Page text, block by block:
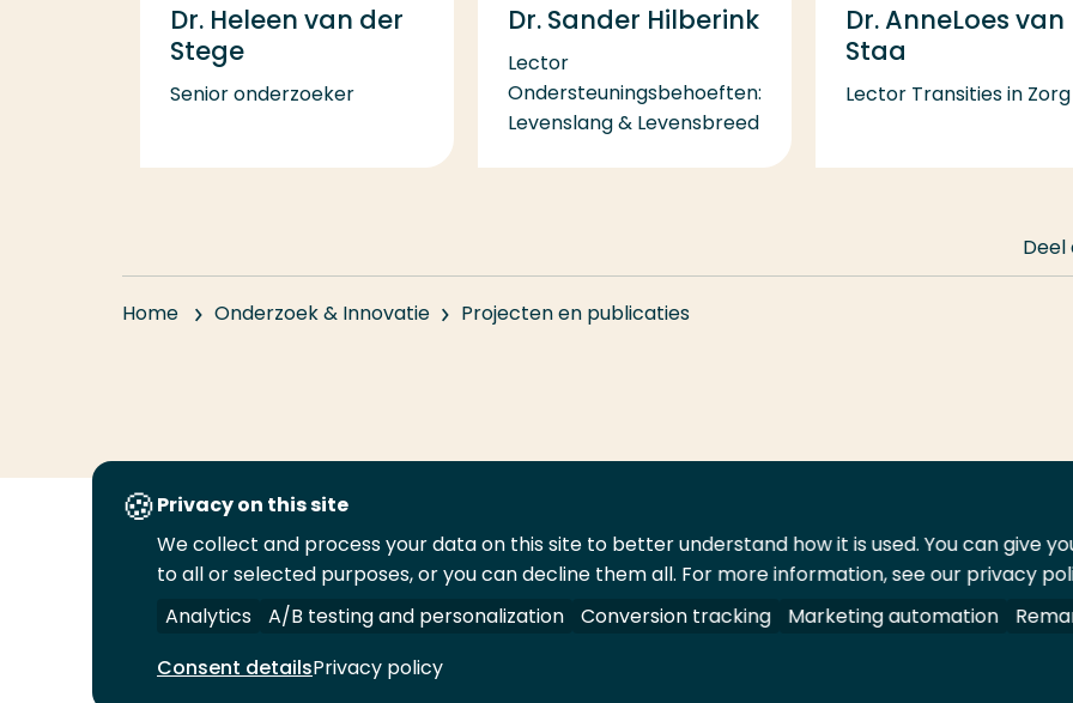
Dr. Heleen van der
Stege
Senior onderzoeker
Dr. Sander Hilberink
Lector
Ondersteuningsbehoeften:
Levenslang & Levensbreed
Dr. AnneLoes van
Staa
Lector Transities in Zorg
Home Onderzoek & Innovatie Projecten en publicaties
Volg
ons
op
Volg
ons
op
Volg
ons
op
Volg
ons
op
Juridisch Security A-Z Index Contact Leveranciers
© 2026 Hogeschool Rotterdam. Alle rechten voorbehouden.
Privacy on this site
We collect and process your data on this site to better understand how it is used. You can give
to all or selected purposes, or you can decline them all. For more information, see our privacy
Analytics
A/B testing and personalization Conversion tracking Marketing automation
Consent detailsPrivacy policy